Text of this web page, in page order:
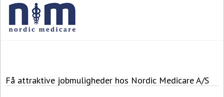
Få attraktive jobmuligheder hos Nordic Medicare A/S